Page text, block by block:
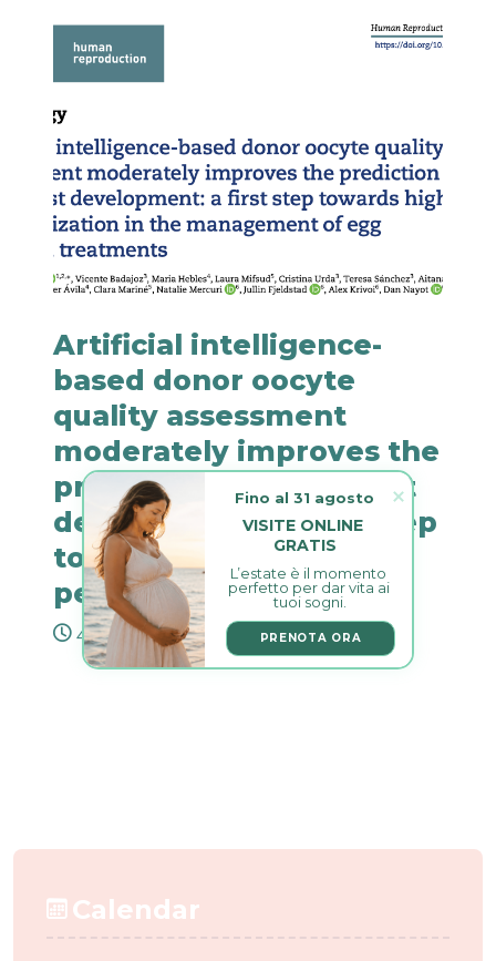
Artificial intelligence-
based donor oocyte
quality assessment
moderately improves the
prediction of blastocyst
development: a first step
towards higher
personalization in...
4 Agosto 2025
Calendar
VISITE ONLINE
GRATIS
L’estate è il momento
perfetto per dar vita ai
tuoi sogni.
PRENOTA ORA
Fino al 31 agosto